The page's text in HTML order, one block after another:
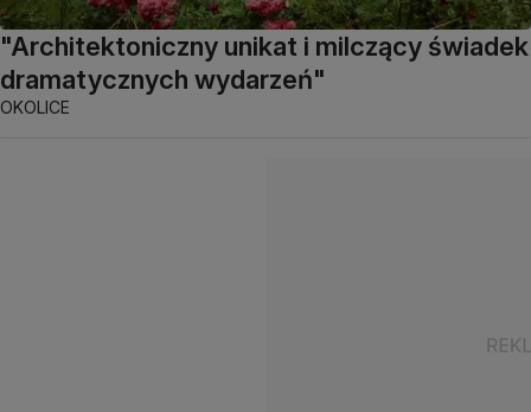
"Architektoniczny unikat i milczący świadek
dramatycznych wydarzeń"
OKOLICE